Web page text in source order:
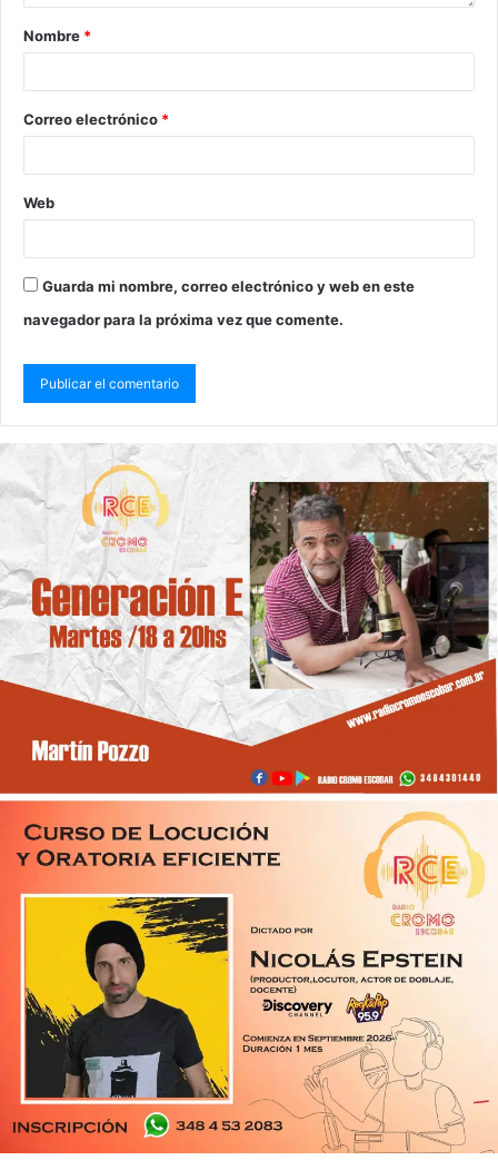
Nombre *
Correo electrónico *
Web
Guarda mi nombre, correo electrónico y web en este
navegador para la próxima vez que comente.